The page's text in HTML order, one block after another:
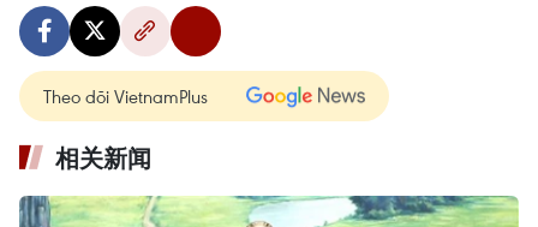
Theo dõi VietnamPlus
相关新闻